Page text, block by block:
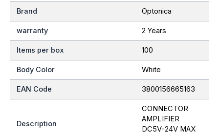
Brand Optonica
warranty 2 Years
Items per box 100
Body Color White
EAN Code 3800156665163
Description
CONNECTOR
AMPLIFIER
DC5V-24V MAX